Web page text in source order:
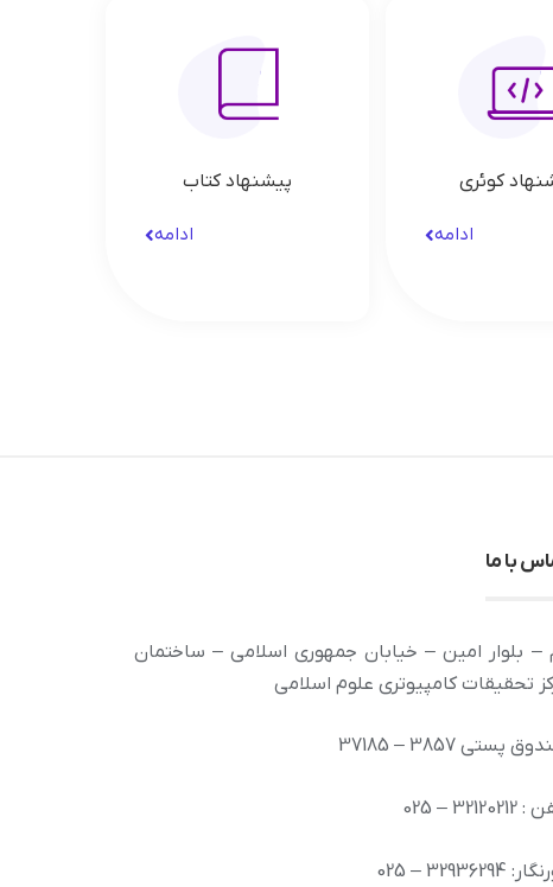
کوئری
ادامه
پیشنهاد کتاب
ادامه
با ما
– بلوار امین – خیابان جمهوری اسلامی – ساختمان
تحقیقات کامپیوتری علوم اسلامی
پستی 3857 – 37185
– 025
32936294 – 025